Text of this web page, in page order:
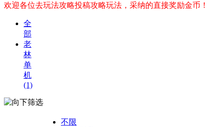
欢迎各位去玩法攻略投稿攻略玩法，采纳的直接奖励金币！
全
部
老
林
单
机
(1)
筛选
不限